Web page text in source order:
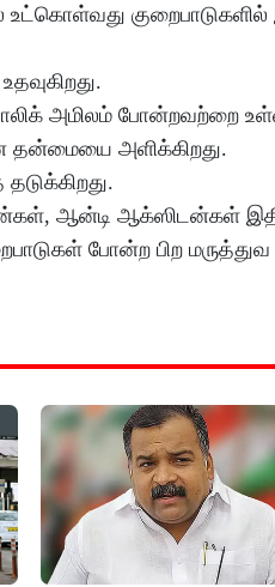
குறைபாடுகளில்
அமிலம் போன்றவற்றை
தன்மையை அளிக்கிறது.
ஆன்டி ஆக்ஸிடன்கள்
போன்ற பிற